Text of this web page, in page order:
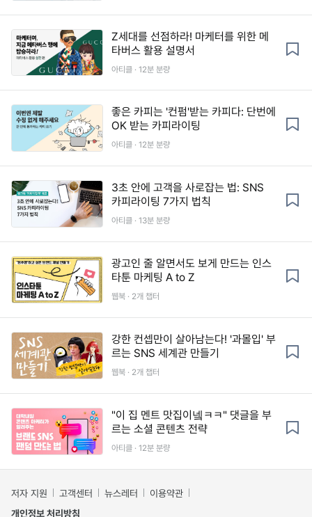
Z세대를 선점하라! 마케터를 위한 메
타버스 활용 설명서
아티클 · 12분 분량
좋은 카피는 '컨펌'받는 카피다: 단번에
OK 받는 카피라이팅
아티클 · 12분 분량
3초 안에 고객을 사로잡는 법: SNS
카피라이팅 7가지 법칙
아티클 · 13분 분량
광고인 줄 알면서도 보게 만드는 인스
타툰 마케팅 A to Z
웹북 · 2개 챕터
강한 컨셉만이 살아남는다! '과몰입' 부
르는 SNS 세계관 만들기
웹북 · 2개 챕터
"이 집 멘트 맛집이넼ㅋㅋ" 댓글을 부
르는 소셜 콘텐츠 전략
아티클 · 12분 분량
저자 지원 고객센터 뉴스레터
이용약관
개인정보 처리방침